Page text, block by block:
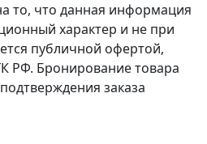
то, что данная информация
характер и не при
публичной офертой,
РФ. Бронирование товара
заказа